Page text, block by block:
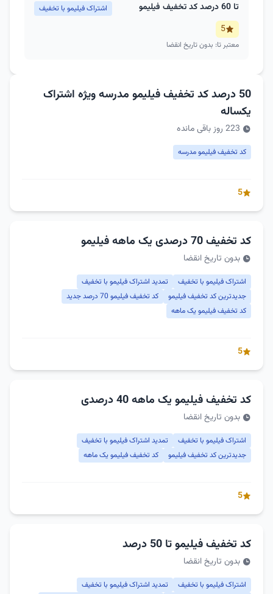
تا 60 درصد کد تخفیف فیلیمو اشتراک فیلیمو با تخفیف
5
معتبر تا: بدون تاریخ انقضا
50 درصد کد تخفیف فیلیمو مدرسه ویژه اشتراک
یکساله
223 روز باقی مانده
کد تخفیف فیلیمو مدرسه
5
کد تخفیف 70 درصدی یک ماهه فیلیمو
بدون تاریخ انقضا
اشتراک فیلیمو با تخفیف
تمدید اشتراک فیلیمو با تخفیف
جدیدترین کد تخفیف فیلیمو
کد تخفیف فیلیمو 70 درصد جدید
کد تخفیف فیلیمو یک ماهه
5
کد تخفیف فیلیمو یک ماهه 40 درصدی
بدون تاریخ انقضا
اشتراک فیلیمو با تخفیف
تمدید اشتراک فیلیمو با تخفیف
جدیدترین کد تخفیف فیلیمو
کد تخفیف فیلیمو یک ماهه
5
کد تخفیف فیلیمو تا 50 درصد
بدون تاریخ انقضا
اشتراک فیلیمو با تخفیف تمدید اشتراک فیلیمو با تخفیف